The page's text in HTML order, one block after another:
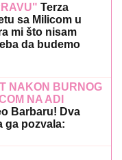
Terza
sa Milicom u
mi što nisam
da budemo
NAKON BURNOG
NA ADI
Barbaru! Dva
ga pozvala: